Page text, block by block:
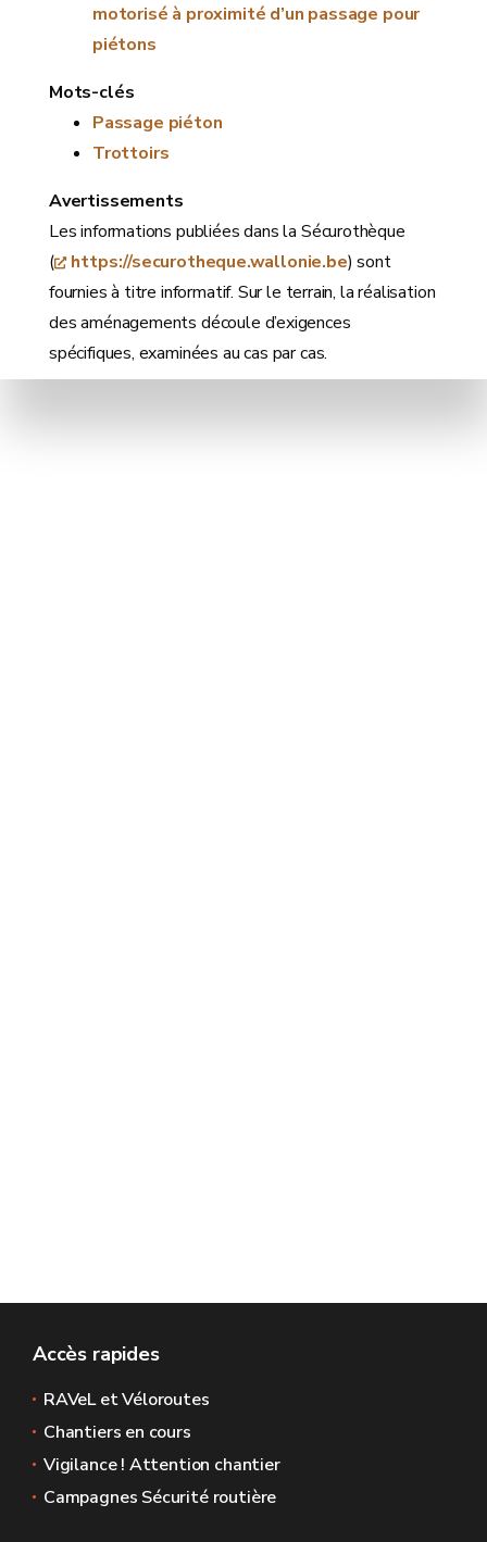
motorisé à proximité d’un passage pour
piétons
Mots-clés
Passage piéton
Trottoirs
Avertissements
Les informations publiées dans la Sécurothèque
(
https://securotheque.wallonie.be) sont
fournies à titre informatif. Sur le terrain, la réalisation
des aménagements découle d’exigences
spécifiques, examinées au cas par cas.
Accès rapides
RAVeL et Véloroutes
Chantiers en cours
Vigilance ! Attention chantier
Campagnes Sécurité routière